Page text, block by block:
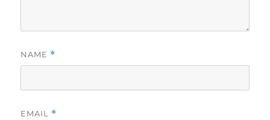
NAME *
EMAIL *